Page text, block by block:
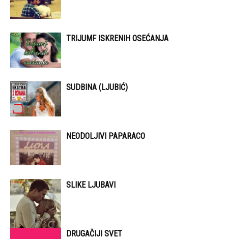
TRIJUMF ISKRENIH OSEĆANJA
SUDBINA (LJUBIĆ)
NEODOLJIVI PAPARACO
SLIKE LJUBAVI
DRUGAČIJI SVET